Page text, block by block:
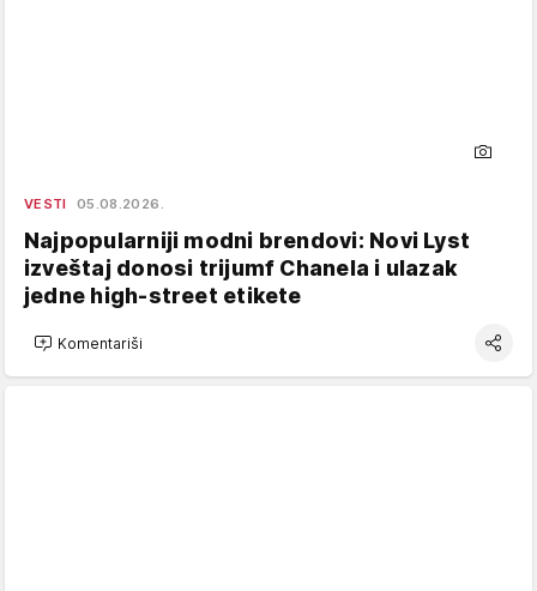
VESTI 05.08.2026.
Najpopularniji modni brendovi: Novi Lyst
izveštaj donosi trijumf Chanela i ulazak
jedne high-street etikete
Komentariši